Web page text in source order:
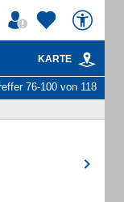
KARTE
76-100 von 118